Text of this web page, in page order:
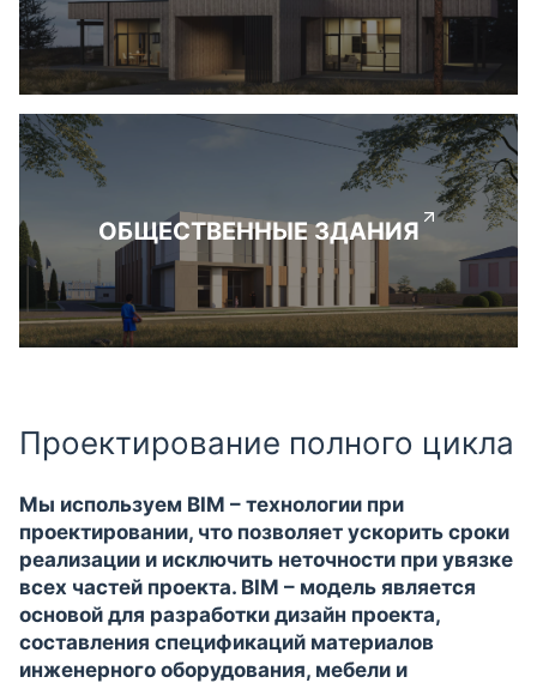
ОБЩЕСТВЕННЫЕ ЗДАНИЯ
Проектирование полного цикла
Мы используем BIM – технологии при
проектировании, что позволяет ускорить сроки
реализации и исключить неточности при увязке
всех частей проекта. BIM – модель является
основой для разработки дизайн проекта,
составления спецификаций материалов
инженерного оборудования, мебели и